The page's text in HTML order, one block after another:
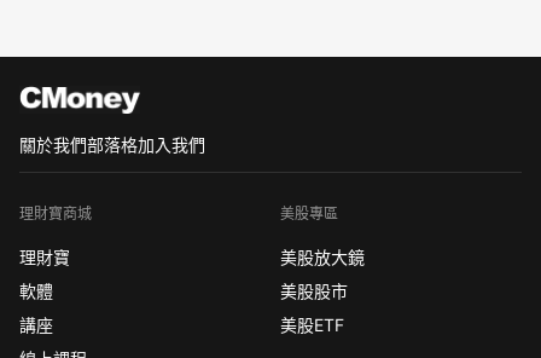
關於我們部落格加入我們
理財寶商城
理財寶
軟體
講座
美股專區
美股放大鏡
美股股市
美股ETF